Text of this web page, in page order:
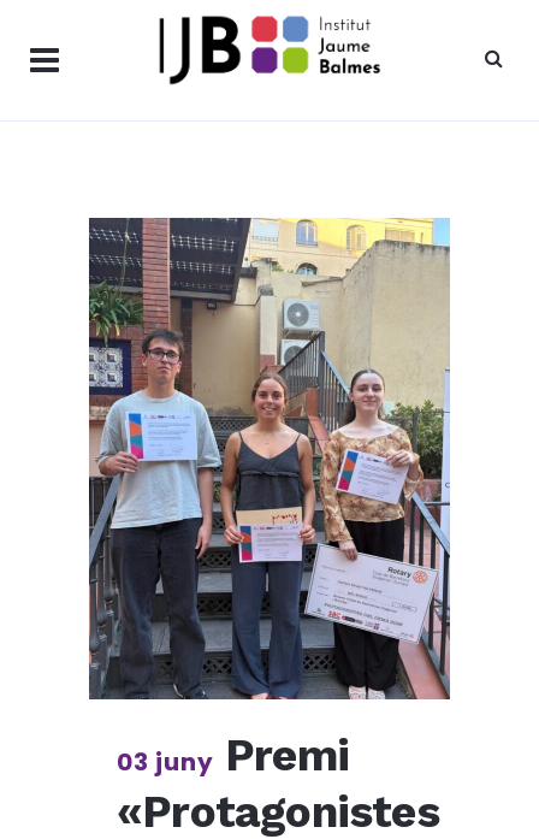
03 juny Premi
«Protagonistes